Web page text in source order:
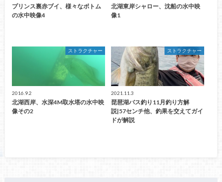
プリンス裏赤ブイ、様々なボトム
の水中映像4
北湖東岸シャロー、沈船の水中映
像1
ストラクチャー
2016.9.2
北湖西岸、水深4M取水塔の水中映
像その2
ストラクチャー
2021.11.3
琵琶湖バス釣り11月釣り方解
説|57センチ他、釣果を交えてガイ
ドが解説